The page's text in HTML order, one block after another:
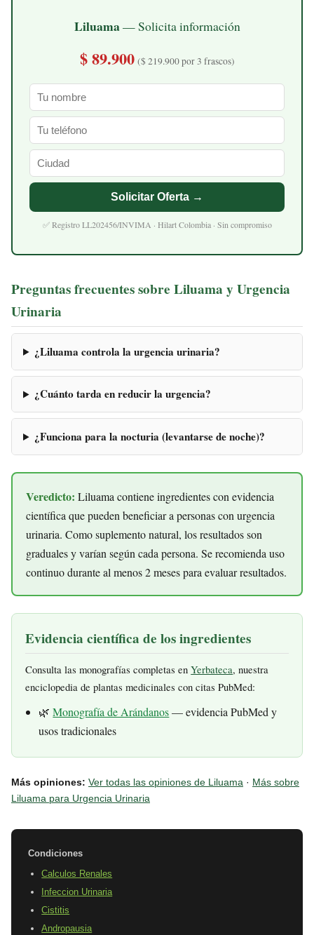
Liluama— Solicita información
$ 89.900 ($ 219.900 por 3 frascos)
Solicitar Oferta →
✅ Registro LL202456/INVIMA · Hilart Colombia · Sin compromiso
Preguntas frecuentes sobre Liluama y Urgencia
Urinaria
¿Liluama controla la urgencia urinaria?
¿Cuánto tarda en reducir la urgencia?
¿Funciona para la nocturia (levantarse de noche)?
Veredicto: Liluama contiene ingredientes con evidencia
científica que pueden beneficiar a personas con urgencia
urinaria. Como suplemento natural, los resultados son
graduales y varían según cada persona. Se recomienda uso
continuo durante al menos 2 meses para evaluar resultados.
Evidencia científica de los ingredientes
Consulta las monografías completas enYerbateca, nuestra
enciclopedia de plantas medicinales con citas PubMed:
🌿Monografía de Arándanos— evidencia PubMed y
usos tradicionales
Más opiniones: Ver todas las opiniones de Liluama · Más sobre
Liluama para Urgencia Urinaria
Condiciones
Calculos Renales
Infeccion Urinaria
Cistitis
Andropausia